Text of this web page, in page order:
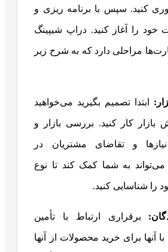
کنید. سپس با برنامه ریزی و
خود را آغاز کنید. دراپ شیپینگ
مراحلی دارد که به شرح زیر
ابتدا تصمیم بگیرید می‌خواهید
کار کنید. بررسی بازار و
و تقاضای مشتریان در
به شما کمک کند تا نوع
را شناسایی کنید.
برقراری ارتباط با تأمین
آنها برای خرید محصولات از آنها